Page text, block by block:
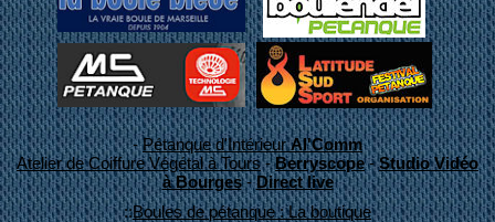
-Pétanque d'IntérieurAl'Comm
Atelier de Coiffure Végétal à Tours-Berryscope-Studio Vidéo
à Bourges-Direct live
::Boules de pétanque : La boutique